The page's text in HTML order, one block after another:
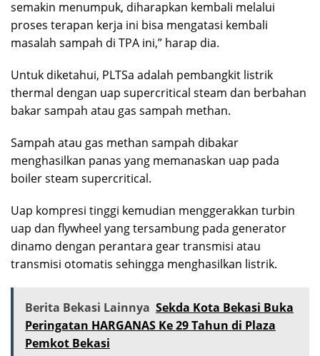
semakin menumpuk, diharapkan kembali melalui
proses terapan kerja ini bisa mengatasi kembali
masalah sampah di TPA ini,” harap dia.
Untuk diketahui, PLTSa adalah pembangkit listrik
thermal dengan uap supercritical steam dan berbahan
bakar sampah atau gas sampah methan.
Sampah atau gas methan sampah dibakar
menghasilkan panas yang memanaskan uap pada
boiler steam supercritical.
Uap kompresi tinggi kemudian menggerakkan turbin
uap dan flywheel yang tersambung pada generator
dinamo dengan perantara gear transmisi atau
transmisi otomatis sehingga menghasilkan listrik.
Berita Bekasi Lainnya Sekda Kota Bekasi Buka
Peringatan HARGANAS Ke 29 Tahun di Plaza
Pemkot Bekasi